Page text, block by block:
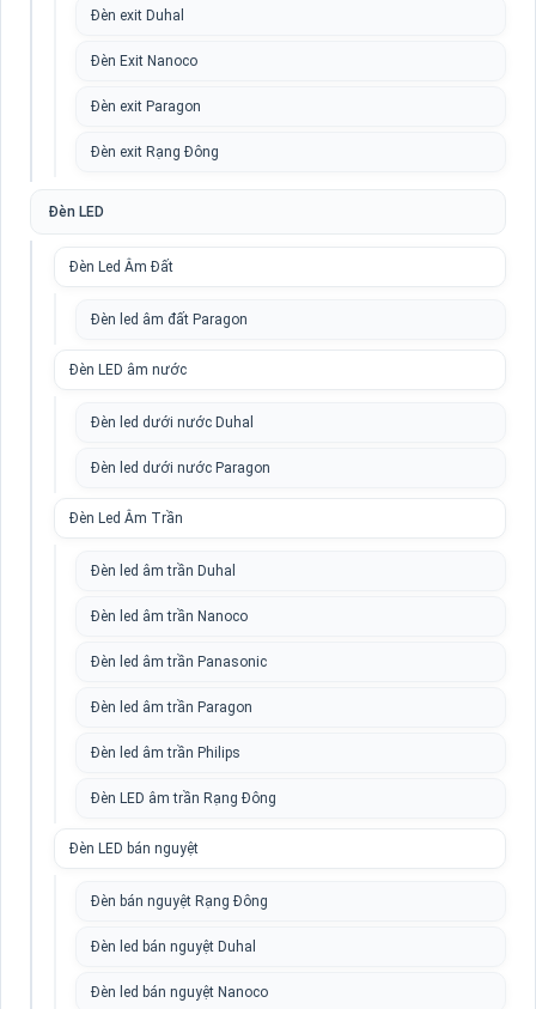
Đèn exit Duhal
Đèn Exit Nanoco
Đèn exit Paragon
Đèn exit Rạng Đông
Đèn LED
Đèn Led Âm Đất
Đèn led âm đất Paragon
Đèn LED âm nước
Đèn led dưới nước Duhal
Đèn led dưới nước Paragon
Đèn Led Âm Trần
Đèn led âm trần Duhal
Đèn led âm trần Nanoco
Đèn led âm trần Panasonic
Đèn led âm trần Paragon
Đèn led âm trần Philips
Đèn LED âm trần Rạng Đông
Đèn LED bán nguyệt
Đèn bán nguyệt Rạng Đông
Đèn led bán nguyệt Duhal
Đèn led bán nguyệt Nanoco